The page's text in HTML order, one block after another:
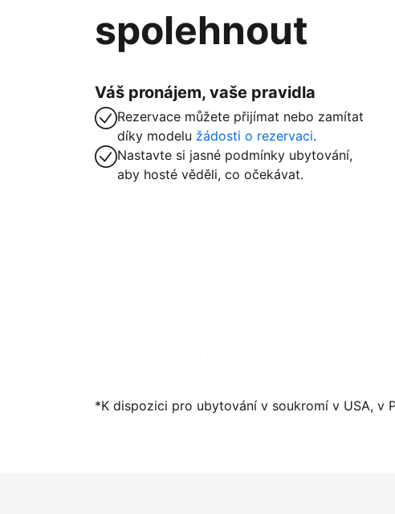
spolehnout
Váš pronájem, vaše pravidla
Rezervace můžete přijímat nebo zamítat
díky modelu žádosti o rezervaci.
Nastavte si jasné podmínky ubytování,
aby hosté věděli, co očekávat.
Zaregistrovat ubytování už dnes
*K dispozici pro ubytování v soukromí v USA, v